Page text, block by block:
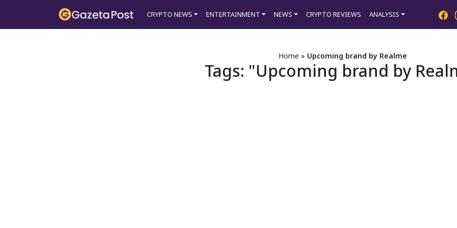
CRYPTO NEWS ENTERTAINMENT NEWS CRYPTO REVIEWS ANALYSIS
Home » Upcoming brand by Realme
Tags: Upcoming brand by